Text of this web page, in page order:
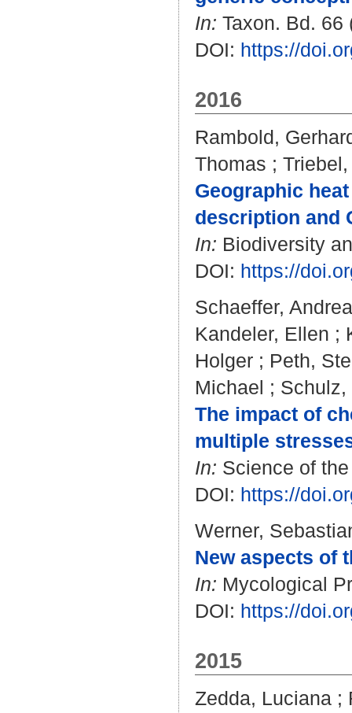
In: Taxon. Bd. 66
DOI: https://
2016
Rambold,
Thomas ;
Geographic
description and
In: Biodiversity
DOI: https://
Schaeffer,
Kandeler, Ellen ;
Holger ; Peth,
Michael ; Schulz,
The impact of
multiple
In: Science of
DOI: https://
Werner,
New aspects of
In: Mycological
DOI: https://
2015
Zedda, Luciana ;